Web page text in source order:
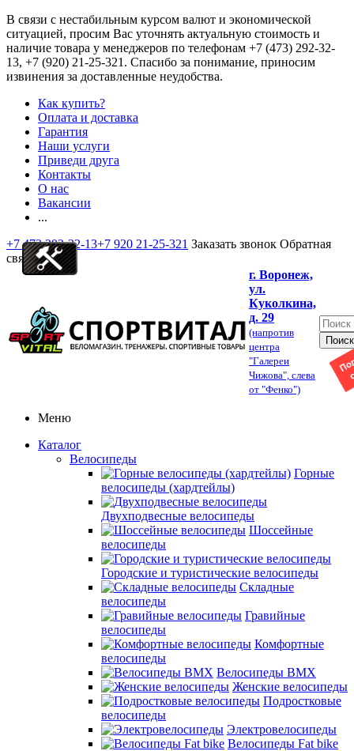
В связи с нестабильным курсом валют и экономической
ситуацией, просим Вас уточнять актуальную стоимость и
наличие товара у менеджеров по телефонам +7 (473) 292-32-
13, +7 (920) 21-25-321 . Спасибо за понимание, приносим
извинения за доставленные неудобства.
Как купить?
Оплата и доставка
Гарантия
Наши услуги
Приведи друга
Контакты
О нас
Вакансии
...
+7 473 292-32-13+7 920 21-25-321 Заказать звонок Обратная
связь
г. Воронеж,
ул.
Куколкина,
д. 29
(напротив
центра
"Галереи
Чижова", слева
от "Фенко")
Меню
Каталог
Велосипеды
Горные
велосипеды (хардтейлы)
Двухподвесные велосипеды
Шоссейные
велосипеды
Городские и туристические велосипеды
Складные
велосипеды
Гравийные
велосипеды
Комфортные
велосипеды
Велосипеды BMX
Женские велосипеды
Подростковые
велосипеды
Электровелосипеды
Велосипеды Fat bike